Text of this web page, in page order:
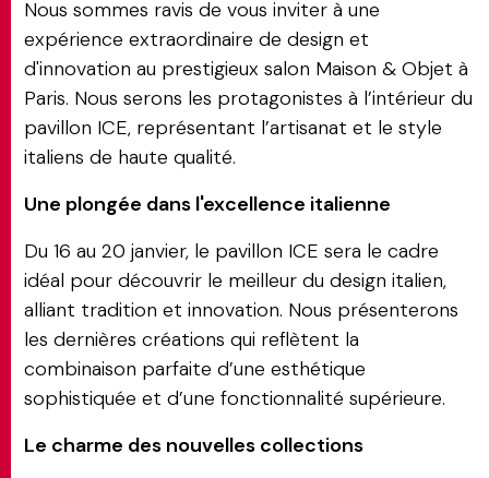
Nous sommes ravis de vous inviter à une
expérience extraordinaire de design et
d'innovation au prestigieux salon Maison & Objet à
Paris. Nous serons les protagonistes à l’intérieur du
pavillon ICE, représentant l’artisanat et le style
italiens de haute qualité.
Une plongée dans l'excellence italienne
Du 16 au 20 janvier, le pavillon ICE sera le cadre
idéal pour découvrir le meilleur du design italien,
alliant tradition et innovation. Nous présenterons
les dernières créations qui reflètent la
combinaison parfaite d’une esthétique
sophistiquée et d’une fonctionnalité supérieure.
Le charme des nouvelles collections